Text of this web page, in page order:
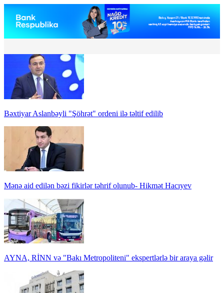
Bəxtiyar Aslanbəyli "Şöhrət" ordeni ilə təltif edilib
Mənə aid edilən bəzi fikirlər təhrif olunub- Hikmət Hacıyev
AYNA, RİNN və "Bakı Metropoliteni" ekspertlərlə bir araya gəlir